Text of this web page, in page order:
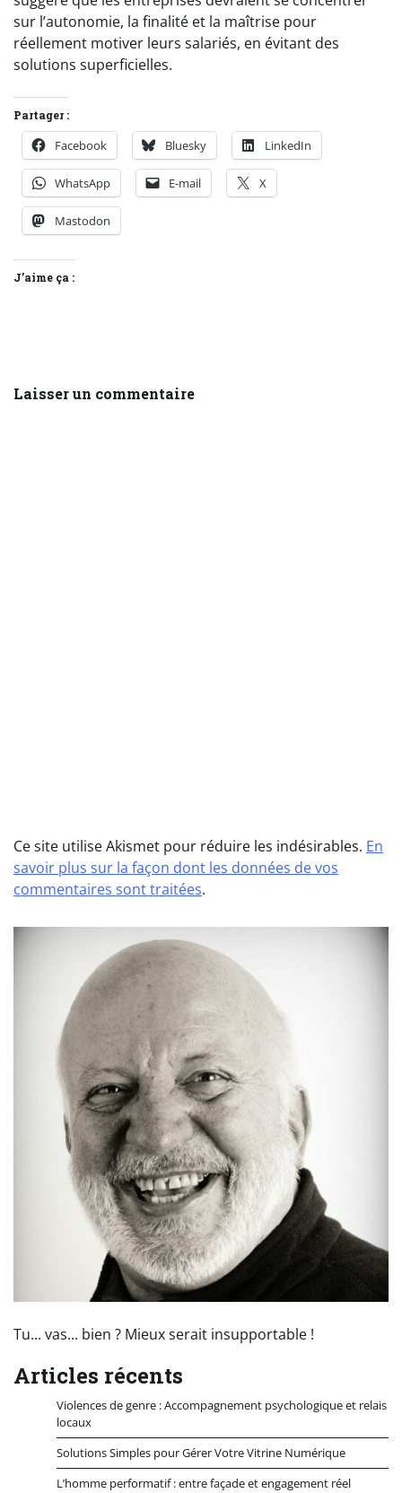
sur l’autonomie, la finalité et la maîtrise pour
réellement motiver leurs salariés, en évitant des
solutions superficielles.
Partager :
Facebook Bluesky LinkedIn
WhatsApp E-mail X
Mastodon
J’aime ça :
Laisser un commentaire
Ce site utilise Akismet pour réduire les indésirables. En
savoir plus sur la façon dont les données de vos
commentaires sont traitées.
Tu... vas... bien ? Mieux serait insupportable !
Articles récents
Violences de genre : Accompagnement psychologique et relais
locaux
Solutions Simples pour Gérer Votre Vitrine Numérique
L’homme performatif : entre façade et engagement réel